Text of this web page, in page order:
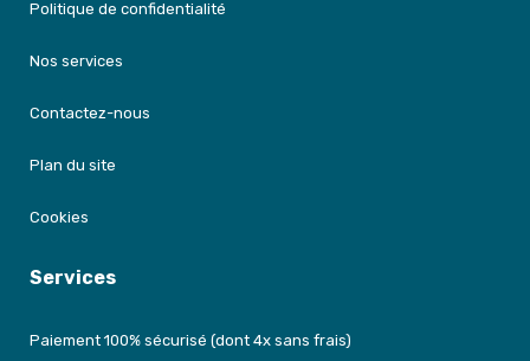
Politique de confidentialité
Nos services
Contactez-nous
Plan du site
Cookies
Services
Paiement 100% sécurisé (dont 4x sans frais)